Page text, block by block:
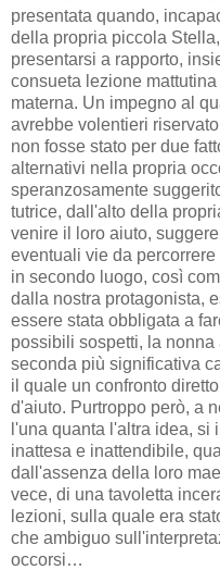
presentata quando,
della propria piccola
presentarsi a rapporto,
consueta lezione
materna. Un impegno al
avrebbe volentieri
non fosse stato per due
alternativi nella propria
speranzosamente
tutrice, dall'alto della
venire il loro aiuto,
eventuali vie da
in secondo luogo, così
dalla nostra protagonista,
essere stata obbligata a
possibili sospetti, la
seconda più significativa
il quale un confronto
d'aiuto. Purtroppo però, a
l'una quanta l'altra idea, si
inattesa e inattendibile,
dall'assenza della loro
vece, di una tavoletta
lezioni, sulla quale era
che ambiguo
occorsi…